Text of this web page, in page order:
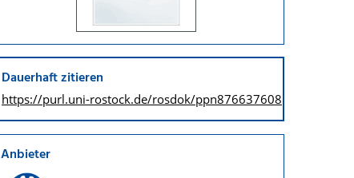
Dauerhaft zitieren
https://purl.uni-rostock.de/rosdok/ppn876637608
Anbieter